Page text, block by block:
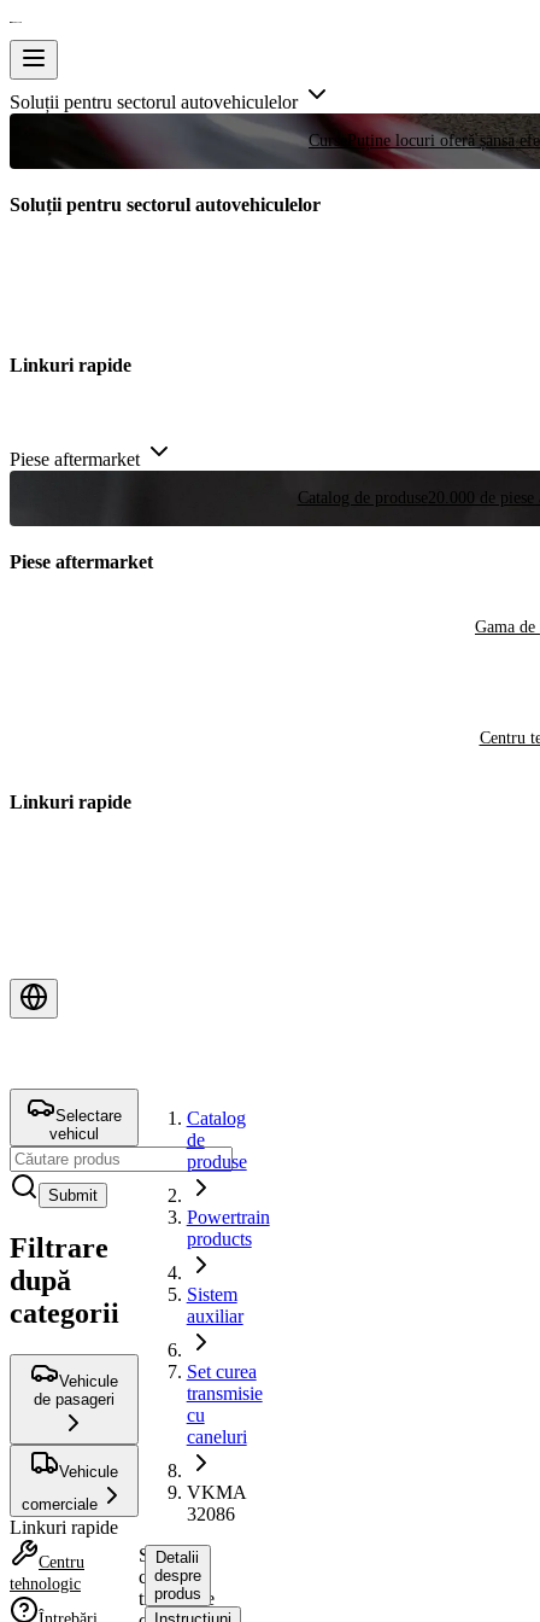
Soluții pentru sectorul autovehiculelor
Curse Puține locuri oferă șansa
Soluții pentru sectorul autovehiculelor
Linkuri rapide
Piese aftermarket
Catalog de produse 20.000 de
Piese aftermarket
Gama de
Centru
Linkuri rapide
Selectare
vehicul
Submit
Filtrare
după
categorii
Vehicule
de pasageri
Vehicule
comerciale
Linkuri rapide
Centru
tehnologic
Catalog
de
produse
Powertrain
products
Sistem
auxiliar
Set curea
transmisie
cu
caneluri
VKMA
32086
Set
curea
transmisie
Detalii
despre
produs